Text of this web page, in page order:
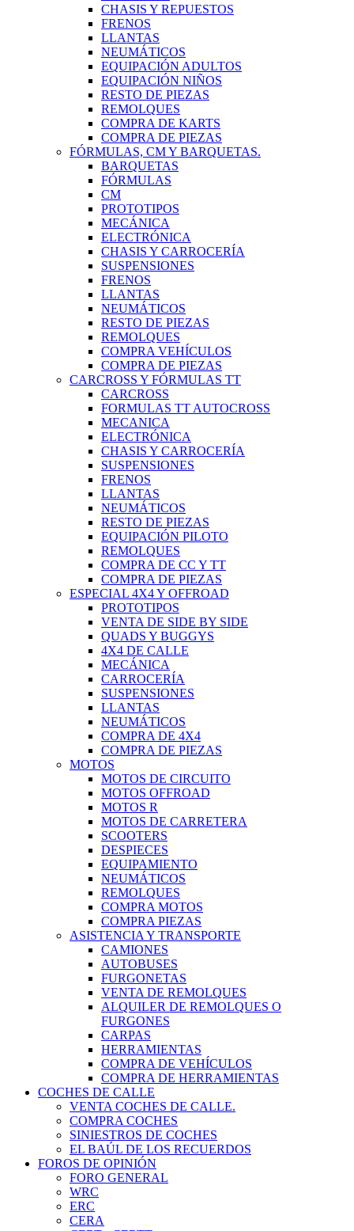
CHASIS Y REPUESTOS
FRENOS
LLANTAS
NEUMÁTICOS
EQUIPACIÓN ADULTOS
EQUIPACIÓN NIÑOS
RESTO DE PIEZAS
REMOLQUES
COMPRA DE KARTS
COMPRA DE PIEZAS
FÓRMULAS, CM Y BARQUETAS.
BARQUETAS
FÓRMULAS
CM
PROTOTIPOS
MECÁNICA
ELECTRÓNICA
CHASIS Y CARROCERÍA
SUSPENSIONES
FRENOS
LLANTAS
NEUMÁTICOS
RESTO DE PIEZAS
REMOLQUES
COMPRA VEHÍCULOS
COMPRA DE PIEZAS
CARCROSS Y FÓRMULAS TT
CARCROSS
FORMULAS TT AUTOCROSS
MECANICA
ELECTRÓNICA
CHASIS Y CARROCERÍA
SUSPENSIONES
FRENOS
LLANTAS
NEUMÁTICOS
RESTO DE PIEZAS
EQUIPACIÓN PILOTO
REMOLQUES
COMPRA DE CC Y TT
COMPRA DE PIEZAS
ESPECIAL 4X4 Y OFFROAD
PROTOTIPOS
VENTA DE SIDE BY SIDE
QUADS Y BUGGYS
4X4 DE CALLE
MECÁNICA
CARROCERÍA
SUSPENSIONES
LLANTAS
NEUMÁTICOS
COMPRA DE 4X4
COMPRA DE PIEZAS
MOTOS
MOTOS DE CIRCUITO
MOTOS OFFROAD
MOTOS R
MOTOS DE CARRETERA
SCOOTERS
DESPIECES
EQUIPAMIENTO
NEUMÁTICOS
REMOLQUES
COMPRA MOTOS
COMPRA PIEZAS
ASISTENCIA Y TRANSPORTE
CAMIONES
AUTOBUSES
FURGONETAS
VENTA DE REMOLQUES
ALQUILER DE REMOLQUES O
FURGONES
CARPAS
HERRAMIENTAS
COMPRA DE VEHÍCULOS
COMPRA DE HERRAMIENTAS
COCHES DE CALLE
VENTA COCHES DE CALLE.
COMPRA COCHES
SINIESTROS DE COCHES
EL BAÚL DE LOS RECUERDOS
FOROS DE OPINIÓN
FORO GENERAL
WRC
ERC
CERA